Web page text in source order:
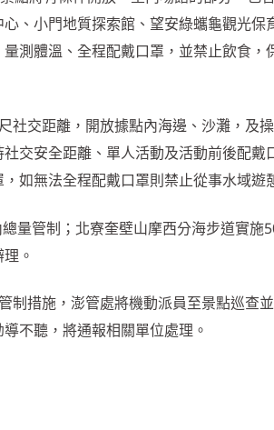
、小門地質探索館、望安綠蠵龜觀光保
測體溫、全程配戴口罩，並禁止飲食，
社交距離，開放據點內海邊、沙灘，及
交安全距離、單人活動及活動前後配戴
如無法全程配戴口罩則禁止從事水域遊
量管制；北寮奎壁山摩西分海步道實施
。
制措施，澎管處將機動派員至景點巡查
不聽，將通報相關單位處理。